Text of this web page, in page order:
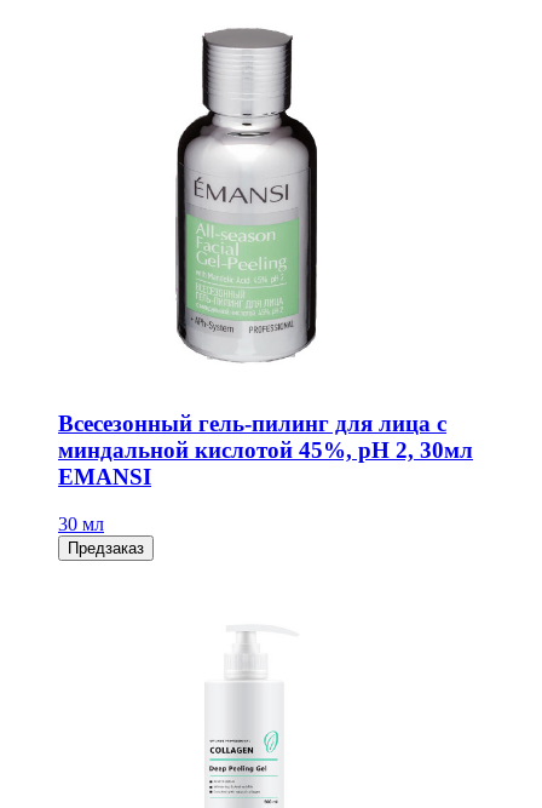
Всесезонный гель-пилинг для лица с
миндальной кислотой 45%, рН 2, 30мл
EMANSI
30 мл
Предзаказ